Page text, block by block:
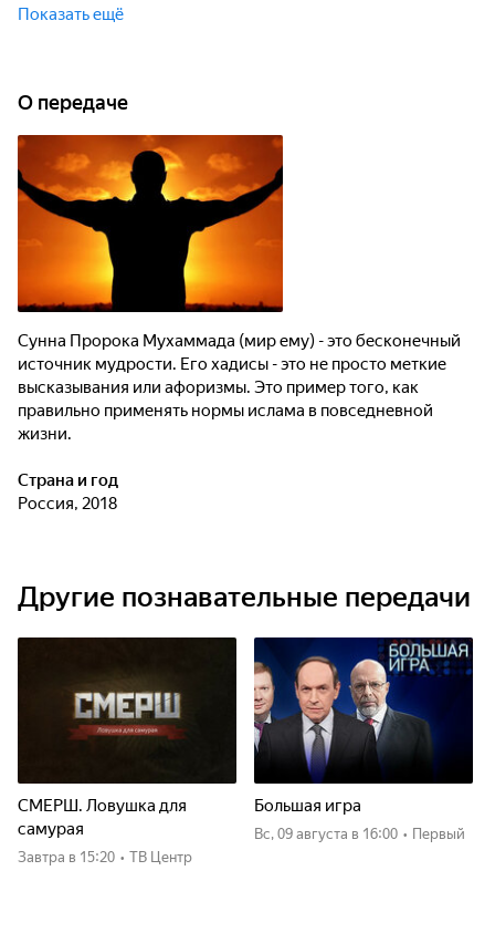
Показать ещё
О передаче
Сунна Пророка Мухаммада (мир ему) - это бесконечный
источник мудрости. Его хадисы - это не просто меткие
высказывания или афоризмы. Это пример того, как
правильно применять нормы ислама в повседневной
жизни.
Страна и год
Россия, 2018
Другие познавательные передачи
СМЕРШ. Ловушка для
самурая
Завтра в 15:20 • ТВ Центр
Большая игра
вс, 09 августа в 16:00 • Первый